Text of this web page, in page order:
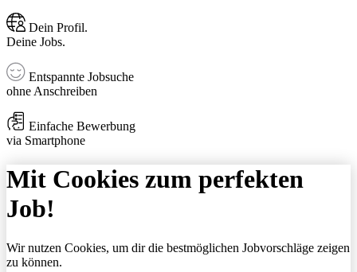
Dein Profil.
Deine Jobs.
Entspannte Jobsuche
ohne Anschreiben
Einfache Bewerbung
via Smartphone
Mit Cookies zum perfekten
Job!
Wir nutzen Cookies, um dir die bestmöglichen Jobvorschläge zeigen
zu können.